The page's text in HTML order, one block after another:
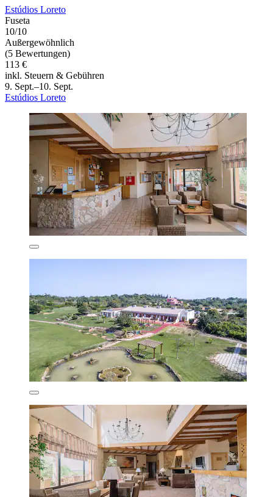
Estúdios Loreto
Fuseta
10/10
Außergewöhnlich
(5 Bewertungen)
113 €
inkl. Steuern & Gebühren
9. Sept.–10. Sept.
Estúdios Loreto